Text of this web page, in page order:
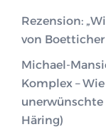
Rezension:
von Boetticher
Michael-
Komplex –
Häring)